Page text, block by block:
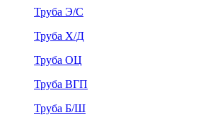
Труба Э/С
Труба Х/Д
Труба ОЦ
Труба ВГП
Труба Б/Ш